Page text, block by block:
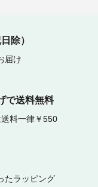
除）
届け
で送料無料
料一律￥550
たラッピング